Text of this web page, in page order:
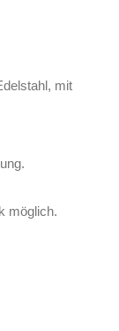
mit
möglich.